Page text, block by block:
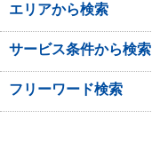
エリアから検索
サービス条件から検索
フリーワード検索